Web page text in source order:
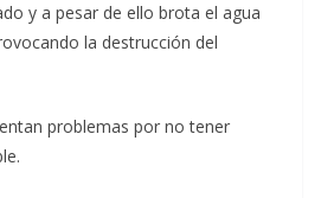
y a pesar de ello brota el agua
la destrucción del
problemas por no tener